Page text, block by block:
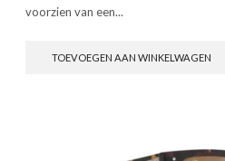
voorzien van een...
TOEVOEGEN AAN WINKELWAGEN